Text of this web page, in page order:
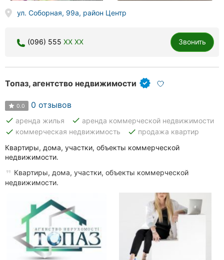
ул. Соборная, 99а, район Центр
(096) 555 XX XX Звонить
Топаз, агентство недвижимости
0.0 0 отзывов
done аренда жилья done аренда коммерческой недвижимости
done коммерческая недвижимость done продажа квартир
Квартиры, дома, участки, объекты коммерческой
недвижимости.
Квартиры, дома, участки, объекты коммерческой
недвижимости.